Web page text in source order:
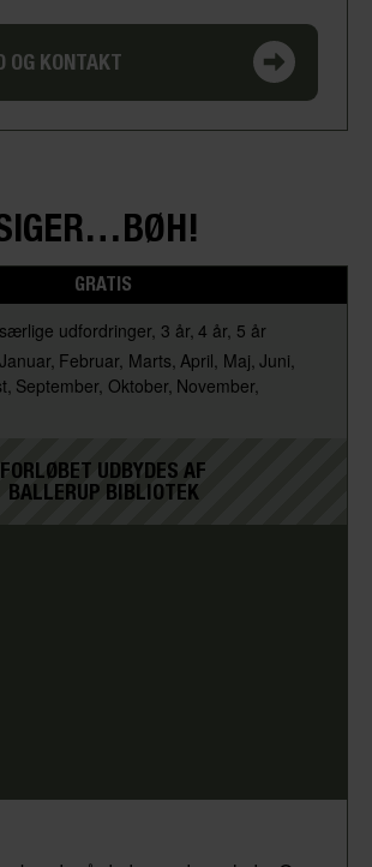
OG KONTAKT
GRATIS
udfordringer 3 år 4 år 5 år
Januar Februar Marts April Maj Juni
September Oktober November
FORLØBET UDBYDES AF
BALLERUP BIBLIOTEK